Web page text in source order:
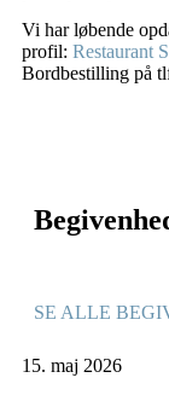
Vi har løbende
profil: Restaurant
Bordbestilling på
SE ALLE
15. maj 2026